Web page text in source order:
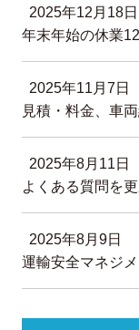
2025年12月18日
年末年始の休業
2025年11月7日
見積・料金、車
2025年8月11日
よくある質問を
2025年8月9日
運輸安全マネジ